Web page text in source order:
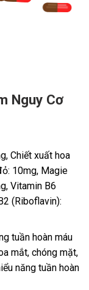
Nguy Cơ
Chiết xuất hoa
10mg, Magie
Vitamin B6
(Riboflavin):
tuần hoàn máu
mắt, chóng mặt,
năng tuần hoàn